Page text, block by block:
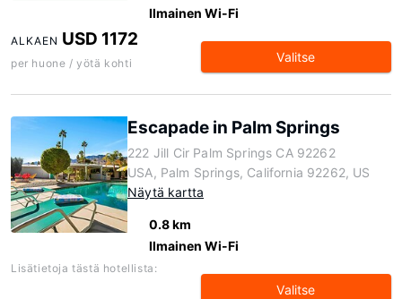
Ilmainen Wi-Fi
ALKAEN USD 1172
per huone / yötä kohti Valitse
Escapade in Palm Springs
222 Jill Cir Palm Springs CA 92262
USA, Palm Springs, California 92262, US
Näytä kartta
0.8 km
Ilmainen Wi-Fi
Lisätietoja tästä hotellista:
Valitse